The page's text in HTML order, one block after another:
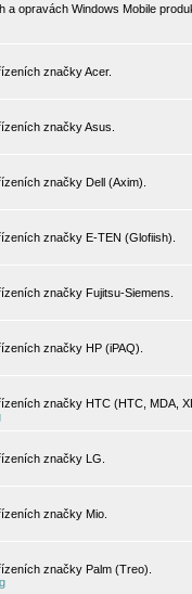
a opravách Windows Mobile
značky Acer.
značky Asus.
značky Dell (Axim).
značky E-TEN (Glofiish).
značky Fujitsu-Siemens.
značky HP (iPAQ).
značky HTC (HTC, MDA,
značky LG.
značky Mio.
značky Palm (Treo).